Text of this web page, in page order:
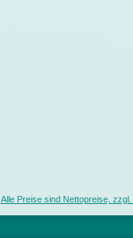
Alle Preise sind Nettopreise,